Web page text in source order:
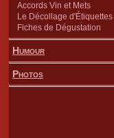
Accords Vin et Mets
Le Décollage d'Étiquettes
Fiches de Dégustation
Humour
Photos